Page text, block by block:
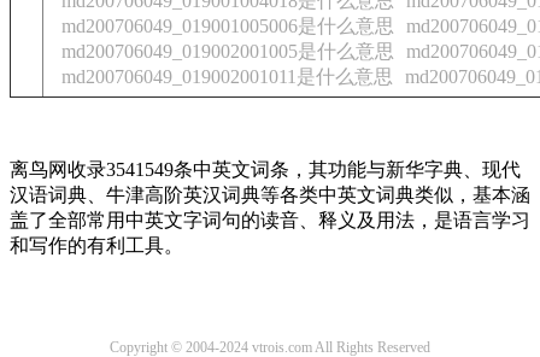
md200706049_019001005006是什么意思
md200706049_019002001005是什么意思
md200706049_019002001011是什么意思
离鸟网收录3541549条中英文词条，其功能与新华字典、现代
汉语词典、牛津高阶英汉词典等各类中英文词典类似，基本涵
盖了全部常用中英文字词句的读音、释义及用法，是语言学习
和写作的有利工具。
Copyright © 2004-2024 vtrois.com All Rights Reserved